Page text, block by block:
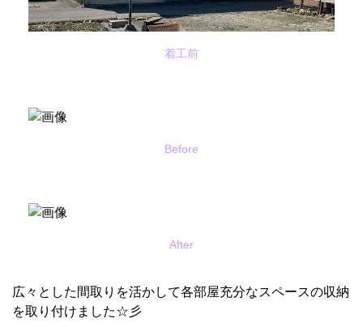
着工前
Before
After
広々とした間取りを活かして各部屋充分なスペースの収納
を取り付けました☆彡